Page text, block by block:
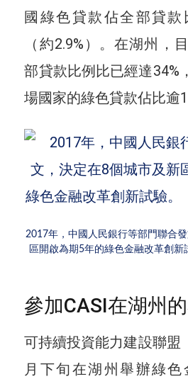
國綠色貸款佔全部貸
（約2.9%）。在湖州，
部貸款比例比已經達34%
場國家的綠色貸款佔比逾
2017年，中國人民銀行等部門聯合
區開啟為期5年的綠色金融改革創新
參加CASI在湖州
可持續投資能力建設聯盟
月下旬在湖州舉辦綠